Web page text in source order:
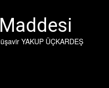
YAKUP ÜÇKARDEŞ